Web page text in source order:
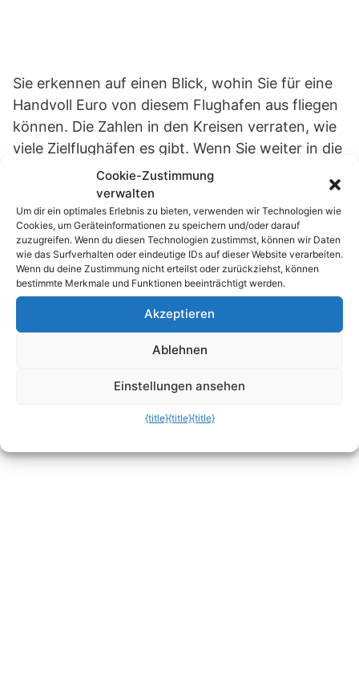
Sie erkennen auf einen Blick, wohin Sie für eine
Handvoll Euro von diesem Flughafen aus fliegen
können. Die Zahlen in den Kreisen verraten, wie
viele Zielflughäfen es gibt. Wenn Sie weiter in die
Karte hineinzoomen, werden die Zahlenkreise
aufgelöst und die einzelnen Flughäfen
angezeigt. Per Klick auf eines der Ziele erfahren
Sie, welcher Billigflieger die Route bedient.
Neben den in Deutschland bekannten
Billigfliefern Air Berlin, Condor, easyJet,
Germanwings, TUIfly, BA oder Ryanair sind auch
Cookie-Zustimmung
verwalten
Um dir ein optimales Erlebnis zu bieten, verwenden wir Technologien wie
Cookies, um Geräteinformationen zu speichern und/oder darauf
zuzugreifen. Wenn du diesen Technologien zustimmst, können wir Daten
wie das Surfverhalten oder eindeutige IDs auf dieser Website verarbeiten.
Wenn du deine Zustimmung nicht erteilst oder zurückziehst, können
bestimmte Merkmale und Funktionen beeinträchtigt werden.
Akzeptieren
Ablehnen
Einstellungen ansehen
{title}{title}{title}